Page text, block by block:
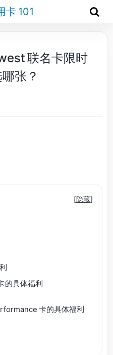
卡 101
联名卡限时
张？
[隐藏]
的具体福利
卡的具体福利